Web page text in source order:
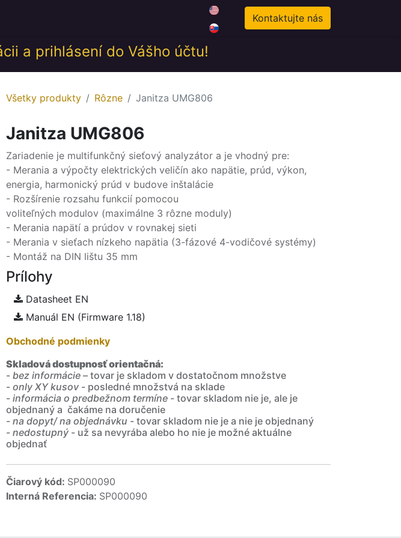
Novinky 0
Kontaktujte nás
a prihlásení do Vášho účtu!
Všetky produkty Rôzne ​Janitza UMG806
​Janitza UMG806
Zariadenie je multifunkčný sieťový analyzátor a je vhodný pre:
- Merania a výpočty elektrických veličín ako napätie, prúd, výkon,
energia, harmonický prúd v budove inštalácie
- Rozšírenie rozsahu funkcií pomocou
voliteľných modulov (maximálne 3 rôzne moduly)
- Merania napätí a prúdov v rovnakej sieti
- Merania v sieťach nízkeho napätia (3-fázové 4-vodičové systémy)
- Montáž na DIN lištu 35 mm
Prílohy
Datasheet EN
Manuál EN (Firmware 1.18)
Obchodné podmienky
Skladová dostupnosť orientačná:
- bez informácie – tovar je skladom v dostatočnom množstve
- only XY kusov - posledné množstvá na sklade
- informácia o predbežnom termíne - tovar skladom nie je, ale je
objednaný a čakáme na doručenie
- na dopyt/ na objednávku - tovar skladom nie je a nie je objednaný
- nedostupný - už sa nevyrába alebo ho nie je možné aktuálne
objednať
Čiarový kód: SP000090
Interná Referencia: SP000090